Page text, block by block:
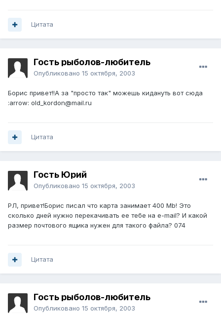
Цитата
Гость рыболов-любитель
Опубликовано 15 октября, 2003
Борис привет!!А за "просто так" можешь кидануть вот сюда
:arrow: оld_kordon@mail.ru
Цитата
Гость Юрий
Опубликовано 15 октября, 2003
РЛ, привет!Борис писал что карта занимает 400 Mb! Это
сколько дней нужно перекачивать ее тебе на e-mail? И какой
размер почтового ящика нужен для такого файла? 074
Цитата
Гость рыболов-любитель
Опубликовано 15 октября, 2003